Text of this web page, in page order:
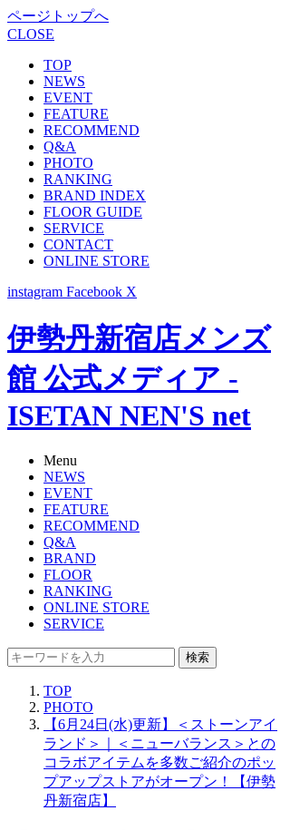
ページトップへ
CLOSE
TOP
NEWS
EVENT
FEATURE
RECOMMEND
Q&A
PHOTO
RANKING
BRAND INDEX
FLOOR GUIDE
SERVICE
CONTACT
ONLINE STORE
instagram Facebook X
伊勢丹新宿店メンズ
館 公式メディア -
ISETAN NEN'S net
Menu
NEWS
EVENT
FEATURE
RECOMMEND
Q&A
BRAND
FLOOR
RANKING
ONLINE STORE
SERVICE
検索
TOP
PHOTO
【6月24日(水)更新】＜ストーンアイ
ランド＞｜＜ニューバランス＞との
コラボアイテムを多数ご紹介のポッ
プアップストアがオープン！【伊勢
丹新宿店】